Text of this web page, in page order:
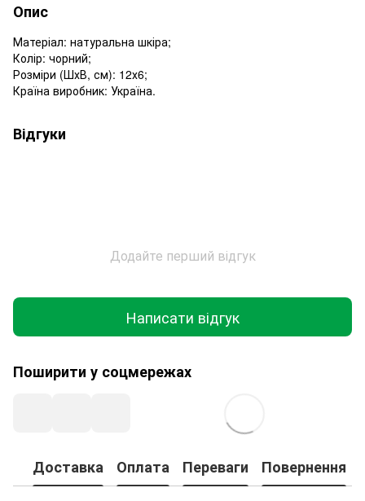
Опис
Матеріал: натуральна шкіра;
Колір: чорний;
Розміри (ШхВ, см): 12х6;
Країна виробник: Україна.
Відгуки
Додайте перший відгук
Написати відгук
Поширити у соцмережах
Доставка Оплата Переваги Повернення